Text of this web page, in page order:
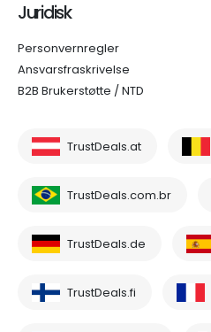
Juridisk
Personvernregler
Ansvarsfraskrivelse
B2B Brukerstøtte / NTD
TrustDeals.at
TrustDeals.com.br
TrustDeals.de
TrustDeals.fi